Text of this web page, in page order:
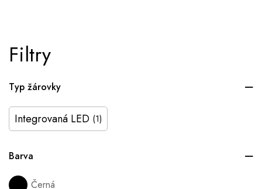
Filtry
Typ žárovky
Integrovaná LED (1)
Barva
Černá